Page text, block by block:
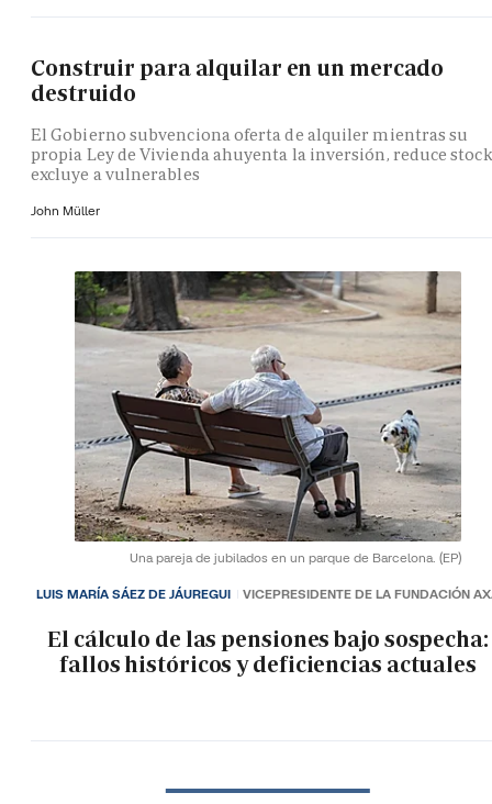
Construir para alquilar en un mercado
destruido
El Gobierno subvenciona oferta de alquiler mientras su
propia Ley de Vivienda ahuyenta la inversión, reduce
excluye a vulnerables
John Müller
Una pareja de jubilados en un parque de Barcelona. (EP)
El cálculo de las pensiones bajo sospecha:
fallos históricos y deficiencias actuales
LUIS MARÍA SÁEZ DE JÁUREGUI VICEPRESIDENTE DE LA FUNDACIÓN